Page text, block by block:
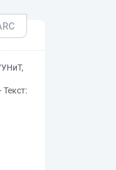
Текст: